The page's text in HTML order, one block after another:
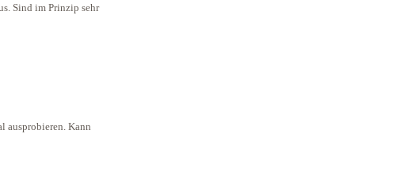
Sind im Prinzip sehr
ausprobieren. Kann